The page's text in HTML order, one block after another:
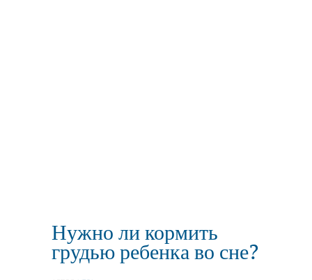
Нужно ли кормить
грудью ребенка во сне?